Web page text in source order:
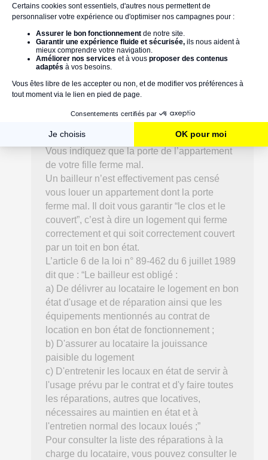
Connaissez vous le texte de loi qui indique ce
type de travaux qui incombe au propriétaire et
dois je m'adresser directement au propriétaire?
Merci de votre réponse Bien cordialement
mar 19/02/2019
Bonjour Gilles et merci pour votre message !
Vous indiquez que la porte de l’appartement
de votre fille ferme mal.
Un bailleur n’est effectivement pas censé
vous louer un appartement dont la porte
ferme mal. Il doit vous garantir “le clos et le
couvert”, c’est à dire un logement qui ferme
correctement et qui soit correctement couvert
par un toit en bon état.
L’article 6 de la loi n° 89-462 du 6 juillet 1989
dit que : “Le bailleur est obligé :
a) De délivrer au locataire le logement en bon
état d'usage et de réparation ainsi que les
équipements mentionnés au contrat de
location en bon état de fonctionnement ;
b) D'assurer au locataire la jouissance
paisible du logement
c) D'entretenir les locaux en état de servir à
l'usage prévu par le contrat et d'y faire toutes
les réparations, autres que locatives,
nécessaires au maintien en état et à
l'entretien normal des locaux loués ;”
Pour consulter la liste des réparations à la
charge du locataire, vous pouvez consulter le